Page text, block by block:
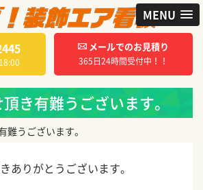
MENU
メールでのお見積り
365日24時間受付中！！
き有難うございます。
難うございます。
ありがとうございます。